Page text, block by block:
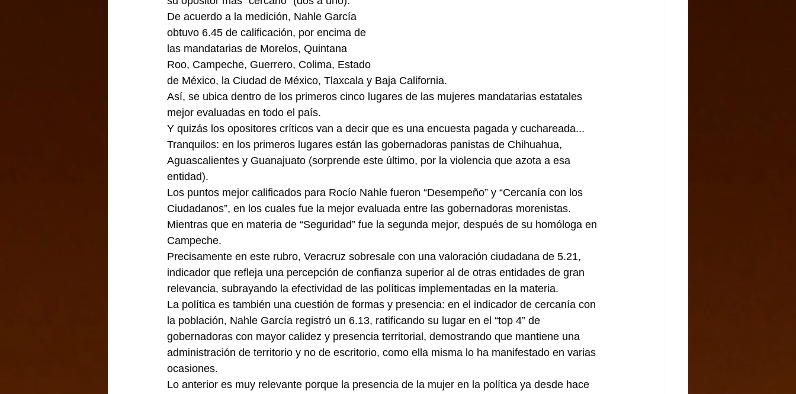
De acuerdo a la medición, Nahle García
obtuvo 6.45 de calificación, por encima de
las mandatarias de Morelos, Quintana
Roo, Campeche, Guerrero, Colima, Estado
de México, la Ciudad de México, Tlaxcala y Baja California.
Así, se ubica dentro de los primeros cinco lugares de las mujeres mandatarias estatales
mejor evaluadas en todo el país.
Y quizás los opositores críticos van a decir que es una encuesta pagada y cuchareada...
Tranquilos: en los primeros lugares están las gobernadoras panistas de Chihuahua,
Aguascalientes y Guanajuato (sorprende este último, por la violencia que azota a esa
entidad).
Los puntos mejor calificados para Rocío Nahle fueron “Desempeño” y “Cercanía con los
Ciudadanos”, en los cuales fue la mejor evaluada entre las gobernadoras morenistas.
Mientras que en materia de “Seguridad” fue la segunda mejor, después de su homóloga en
Campeche.
Precisamente en este rubro, Veracruz sobresale con una valoración ciudadana de 5.21,
indicador que refleja una percepción de confianza superior al de otras entidades de gran
relevancia, subrayando la efectividad de las políticas implementadas en la materia.
La política es también una cuestión de formas y presencia: en el indicador de cercanía con
la población, Nahle García registró un 6.13, ratificando su lugar en el “top 4” de
gobernadoras con mayor calidez y presencia territorial, demostrando que mantiene una
administración de territorio y no de escritorio, como ella misma lo ha manifestado en varias
ocasiones.
Lo anterior es muy relevante porque la presencia de la mujer en la política ya desde hace